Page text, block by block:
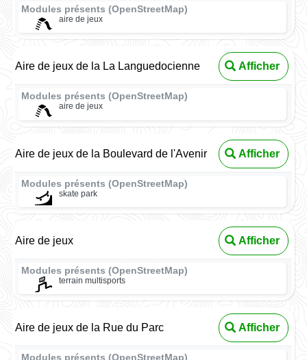
Modules présents (OpenStreetMap)
aire de jeux
Aire de jeux de la La Languedocienne Afficher
Modules présents (OpenStreetMap)
aire de jeux
Aire de jeux de la Boulevard de l'Avenir Afficher
Modules présents (OpenStreetMap)
skate park
Aire de jeux Afficher
Modules présents (OpenStreetMap)
terrain multisports
Aire de jeux de la Rue du Parc Afficher
Modules présents (OpenStreetMap)